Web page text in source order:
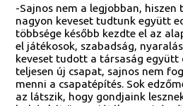
-Sajnos nem a legjobban, hiszen
nagyon keveset tudtunk együtt
többsége később kezdte el az
el játékosok, szabadság,
keveset tudott a társaság
teljesen új csapat, sajnos nem
menni a csapatépítés. Sok
az látszik, hogy gondjaink